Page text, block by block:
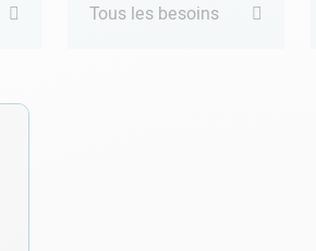
Tous les besoins